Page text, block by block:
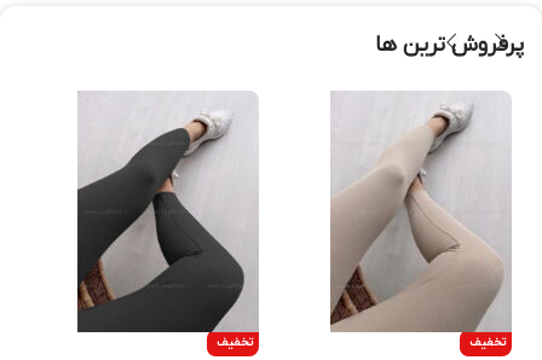
پرفروش ترین ها
تخفیف تخفیف